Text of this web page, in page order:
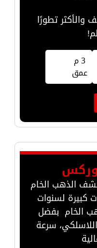
تطورًا
3 م
عمق
الذهب الخام
كبيرة لسنوات
الخام بفضل
سرعة